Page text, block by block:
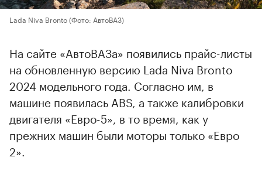
Lada Niva Bronto(Фото: АвтоВАЗ)
На сайте «АвтоВАЗа» появились прайс-листы
на обновленную версию Lada Niva Bronto
2024 модельного года. Согласно им, в
машине появилась ABS, а также калибровки
двигателя «Евро-5», в то время, как у
прежних машин были моторы только «Евро
2».